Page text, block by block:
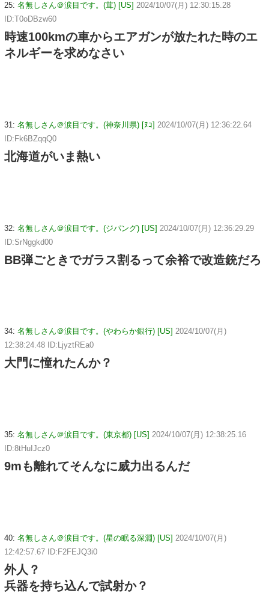
25: 名無しさん＠涙目です。(茸) [US] 2024/10/07(月) 12:30:15.28
ID:T0oDBzw60
時速100kmの車からエアガンが放たれた時のエ
ネルギーを求めなさい
31: 名無しさん＠涙目です。(神奈川県) [ﾇｺ] 2024/10/07(月) 12:36:22.64
ID:Fk6BZqqQ0
北海道がいま熱い
32: 名無しさん＠涙目です。(ジパング) [US] 2024/10/07(月) 12:36:29.29
ID:SrNggkd00
BB弾ごときでガラス割るって余裕で改造銃だろ
34: 名無しさん＠涙目です。(やわらか銀行) [US] 2024/10/07(月)
12:38:24.48 ID:LjyztREa0
大門に憧れたんか？
35: 名無しさん＠涙目です。(東京都) [US] 2024/10/07(月) 12:38:25.16
ID:8tHuIJcz0
9mも離れてそんなに威力出るんだ
40: 名無しさん＠涙目です。(星の眠る深淵) [US] 2024/10/07(月)
12:42:57.67 ID:F2FEJQ3i0
外人？
兵器を持ち込んで試射か？